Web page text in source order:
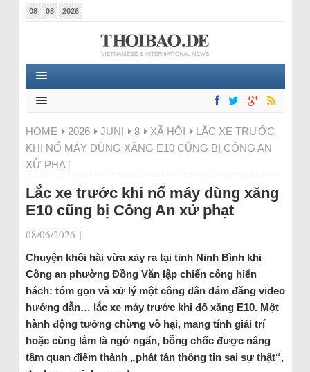
08 08 2026
HOME 2026 JUNI 8 XÃ HỘI
LẮC XE TRƯỚC
KHI NỔ MÁY DÙNG XĂNG E10 CŨNG BỊ CÔNG AN
XỬ PHẠT
Lắc xe trước khi nổ máy dùng xăng
E10 cũng bị Công An xử phạt
08/06/2026 |
Chuyện khôi hài vừa xảy ra tại tỉnh Ninh Bình khi
Công an phường Đồng Văn lập chiến công hiển
hách: tóm gọn và xử lý một công dân dám đăng video
hướng dẫn… lắc xe máy trước khi đổ xăng E10. Một
hành động tưởng chừng vô hại, mang tính giải trí
hoặc cùng lắm là ngớ ngẩn, bỗng chốc được nâng
tầm quan điểm thành „phát tán thông tin sai sự thật“,